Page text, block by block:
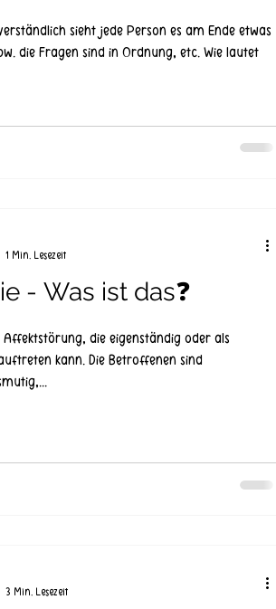
sieht jede Person es am Ende etwas
die Fragen sind in Ordnung, etc. Wie lautet
- Was ist das❓
Affektstörung, die eigenständig oder als
kann. Die Betroffenen sind
1 Min. Lesezeit
3 Min. Lesezeit